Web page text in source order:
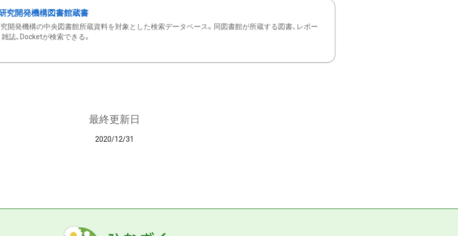
究開発機構図書館蔵書
開発機構の中央図書館所蔵資料を対象とした検索データベース。同図書館が所蔵する図書、レポー
雑誌、Docketが検索できる。
最終更新日
2020/12/31